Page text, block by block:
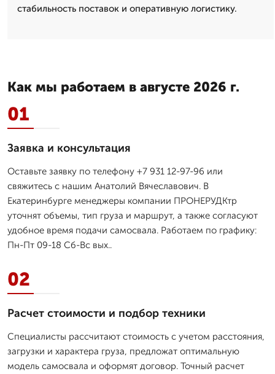
стабильность поставок и оперативную логистику.
Как мы работаем в августе 2026 г.
01
Заявка и консультация
Оставьте заявку по телефону +7 931 12-97-96 или
свяжитесь с нашим Анатолий Вячеславович. В
Екатеринбурге менеджеры компании ПРОНЕРУДКтр
уточнят объемы, тип груза и маршрут, а также согласуют
удобное время подачи самосвала. Работаем по графику:
Пн-Пт 09-18 Сб-Вс вых..
02
Расчет стоимости и подбор техники
Специалисты рассчитают стоимость с учетом расстояния,
загрузки и характера груза, предложат оптимальную
модель самосвала и оформят договор. Точный расчет